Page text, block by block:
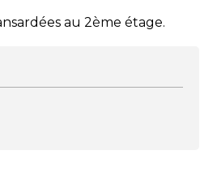
au 2ème étage.